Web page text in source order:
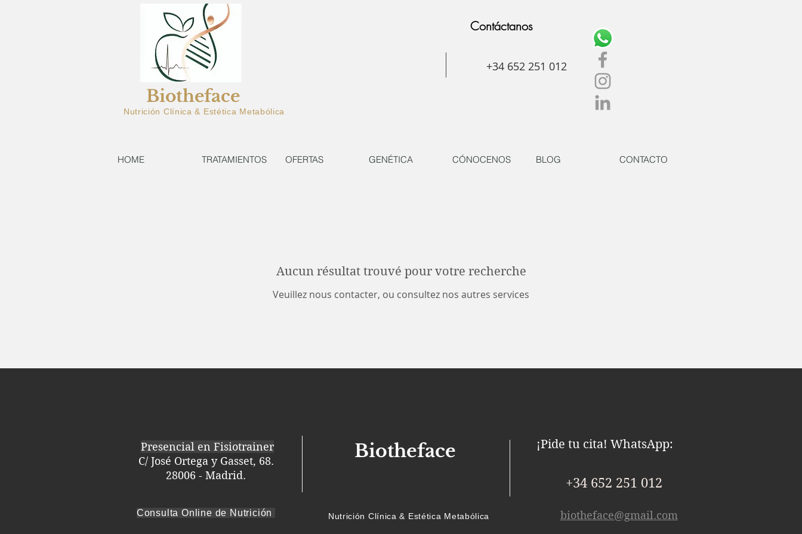
Biotheface
Nutrición Clínica & Estética Metabólica
Contáctanos
+34 652 251 012
HOME TRATAMIENTOS OFERTAS GENÉTICA CÓNOCENOS BLOG CONTACTO
Aucun résultat trouvé pour votre recherche
Veuillez nous contacter, ou consultez nos autres services
Presencial en Fisiotrainer
C/ José Ortega y Gasset, 68.
28006 - Madrid.
Biotheface ¡Pide tu cita! WhatsApp:
+34 652 251 012
Consulta Online de Nutrición Nutrición Clínica & Estética Metabólica biotheface@gmail.com